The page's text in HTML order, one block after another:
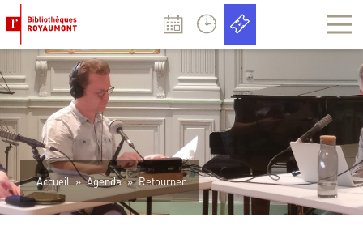
Accueil » Agenda » Retourner
Panneau de gestion des cookies